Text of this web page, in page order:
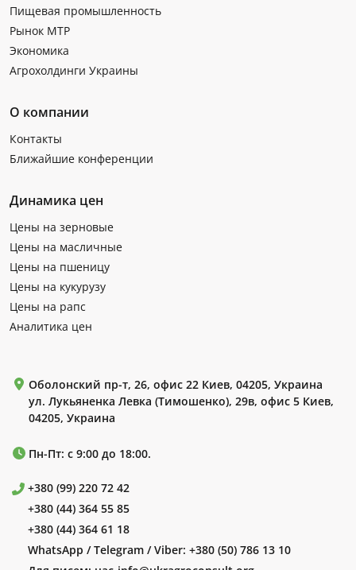
Пищевая промышленность
Рынок МТР
Экономика
Агрохолдинги Украины
О компании
Контакты
Ближайшие конференции
Динамика цен
Цены на зерновые
Цены на масличные
Цены на пшеницу
Цены на кукурузу
Цены на рапс
Аналитика цен
Оболонский пр-т, 26, офис 22 Киев, 04205, Украина
ул. Лукьяненка Левка (Тимошенко), 29в, офис 5 Киев,
04205, Украина
Пн-Пт: с 9:00 до 18:00.
+380 (99) 220 72 42
+380 (44) 364 55 85
+380 (44) 364 61 18
WhatsApp / Telegram / Viber: +380 (50) 786 13 10